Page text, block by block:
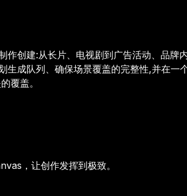
创建:从长片、电视剧到广告活动、品
成队列、确保场景覆盖的完整性,并在
覆盖。
，让创作发挥到极致。